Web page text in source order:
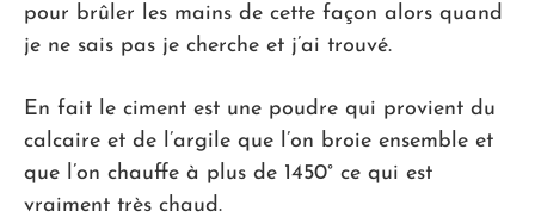
pour brûler les mains de cette façon alors quand
je ne sais pas je cherche et j’ai trouvé.
En fait le ciment est une poudre qui provient du
calcaire et de l’argile que l’on broie ensemble et
que l’on chauffe à plus de 1450° ce qui est
vraiment très chaud.